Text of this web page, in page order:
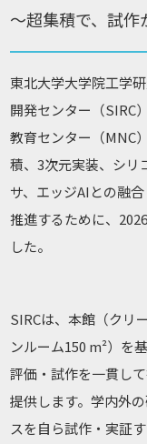
～超集積で、試作
東北大学大学院工学
開発センター（SIRC
教育センター（MNC
積、3次元実装、シリ
サ、エッジAIとの融
推進するために、
した。
SIRCは、本館（クリ
ンルーム150 m²）を
評価・試作を一貫し
提供します。学内外
スを自ら試作・実証